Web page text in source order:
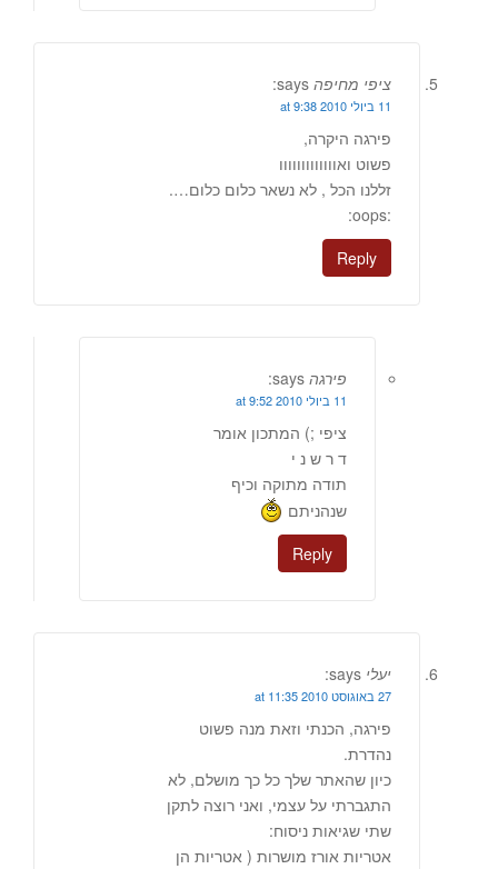
ציפי מחיפה says:
11 ביולי 2010 at 9:38
פירגה היקרה,
פשוט ואווווווווווווו
זללנו הכל , לא נשאר כלום כלום….
:oops:
Reply
פירגה says:
11 ביולי 2010 at 9:52
ציפי ;) המתכון אומר
ד ר ש נ י
תודה מתוקה וכיף
שנהניתם
Reply
יעלי says:
27 באוגוסט 2010 at 11:35
פירגה, הכנתי וזאת מנה פשוט
נהדרת.
כיון שהאתר שלך כל כך מושלם, לא
התגברתי על עצמי, ואני רוצה לתקן
שתי שגיאות ניסוח:
אטריות אורז מושרות ( אטריות הן